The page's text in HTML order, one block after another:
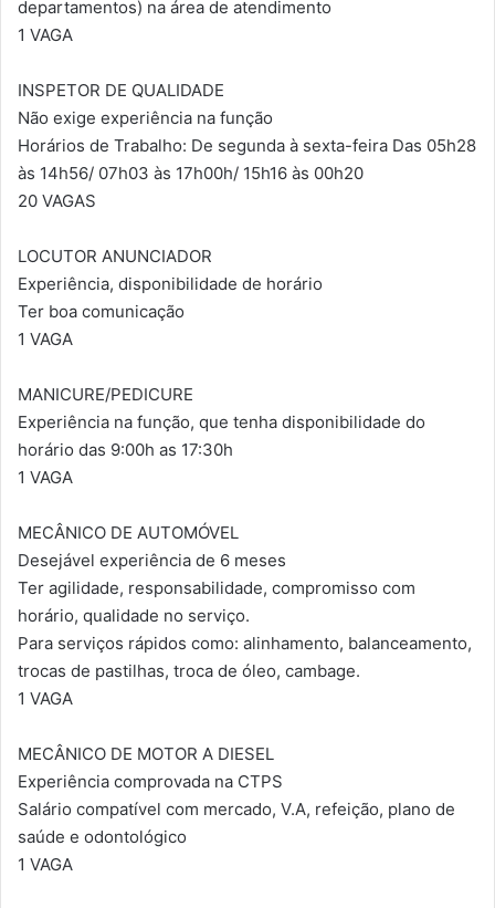
departamentos) na área de atendimento
1 VAGA
INSPETOR DE QUALIDADE
Não exige experiência na função
Horários de Trabalho: De segunda à sexta-feira Das 05h28
às 14h56/ 07h03 às 17h00h/ 15h16 às 00h20
20 VAGAS
LOCUTOR ANUNCIADOR
Experiência, disponibilidade de horário
Ter boa comunicação
1 VAGA
MANICURE/PEDICURE
Experiência na função, que tenha disponibilidade do
horário das 9:00h as 17:30h
1 VAGA
MECÂNICO DE AUTOMÓVEL
Desejável experiência de 6 meses
Ter agilidade, responsabilidade, compromisso com
horário, qualidade no serviço.
Para serviços rápidos como: alinhamento, balanceamento,
trocas de pastilhas, troca de óleo, cambage.
1 VAGA
MECÂNICO DE MOTOR A DIESEL
Experiência comprovada na CTPS
Salário compatível com mercado, V.A, refeição, plano de
saúde e odontológico
1 VAGA